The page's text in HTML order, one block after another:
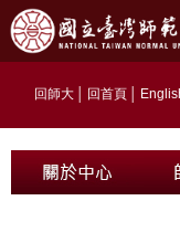
回師大 回首頁